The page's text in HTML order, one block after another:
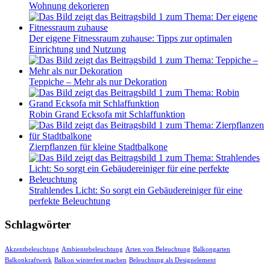
Wohnung dekorieren
Der eigene Fitnessraum zuhause: Tipps zur optimalen
Einrichtung und Nutzung
Teppiche – Mehr als nur Dekoration
Robin Grand Ecksofa mit Schlaffunktion
Zierpflanzen für kleine Stadtbalkone
Strahlendes Licht: So sorgt ein Gebäudereiniger für eine
perfekte Beleuchtung
Schlagwörter
Akzentbeleuchtung Ambientebeleuchtung Arten von Beleuchtung Balkongarten
Balkonkraftwerk Balkon winterfest machen Beleuchtung als Designelement